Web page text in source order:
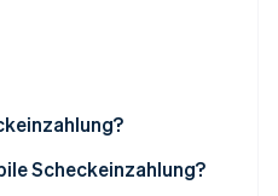
Scheckeinzahlung?